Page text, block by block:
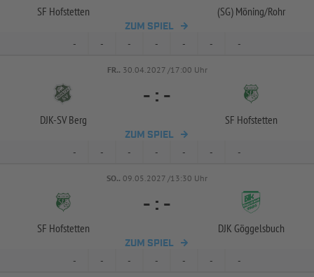
SF Hofstetten (SG) Möning/Rohr
ZUM SPIEL
- - - - - - -
FR.. 30.04.2027 /17:00 Uhr
DJK-SV Berg
- : -
SF Hofstetten
ZUM SPIEL
- - - - - - -
SO.. 09.05.2027 /13:30 Uhr
SF Hofstetten
- : -
DJK Göggelsbuch
ZUM SPIEL
- - - - - - -